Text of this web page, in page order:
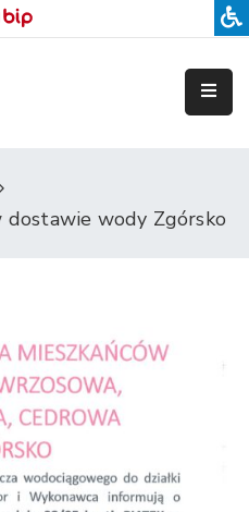
wody Zgórsko